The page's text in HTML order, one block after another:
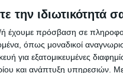
την ιδιωτικότητά
ή έχουμε πρόσβαση σε
όπως μοναδικοί
για εξατομικευμένες
και ανάπτυξη υπηρεσιών.